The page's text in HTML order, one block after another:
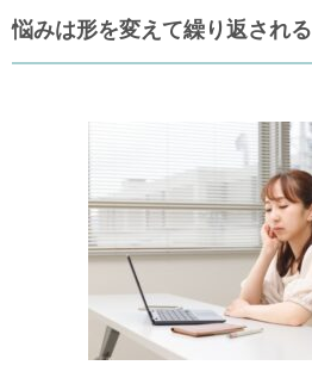
悩みは形を変えて繰り返される